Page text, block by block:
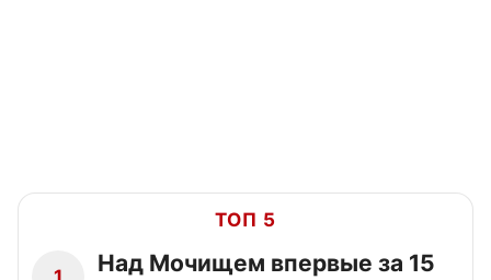
ТОП 5
Над Мочищем впервые за 15